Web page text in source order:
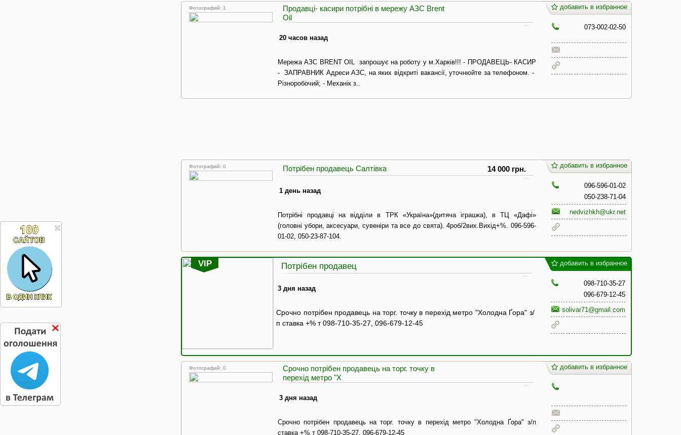
Фотографий: 1
Продавці- касири потрібні в мережу АЗС Brent
Oil
20 часов назад
Мережа АЗС BRENT OIL запрошує на роботу у м.Харків!!! - ПРОДАВЕЦЬ- КАСИР
- ЗАПРАВНИК Адреси АЗС, на яких відкриті вакансії, уточнюйте за телефоном. -
Різноробочий; - Механік з..
добавить в избранное
073-002-02-50
Фотографий: 0 Потрібен продавець Салтівка 14 000 грн.
1 день назад
Потрібні продавці на відділи в ТРК «Україна»(дитяча іграшка), в ТЦ «Дафі»
(головні убори, аксесуари, сувеніри та все до свята). 4роб/2вих.Вихід+%. 096-596-
01-02, 050-23-87-104.
добавить в избранное
096-596-01-02
050-238-71-04
nedvizhkh@ukr.net
VIP Потрібен продавец
3 дня назад
Срочно потрібен продавець на торг. точку в перехід метро "Холодна Ґора" з/
п ставка +% т 098-710-35-27, 096-679-12-45
добавить в избранное
098-710-35-27
096-679-12-45
solivar71@gmail.com
Фотографий: 0
Срочно потрібен продавець на торг. точку в
перехід метро "Х
3 дня назад
Срочно потрібен продавець на торг. точку в перехід метро "Холодна Ґора" з/п
ставка +% т 098-710-35-27, 096-679-12-45
добавить в избранное